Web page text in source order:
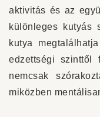
aktivitás és az
különleges kutyás
kutya
edzettségi szinttől
nemcsak
miközben